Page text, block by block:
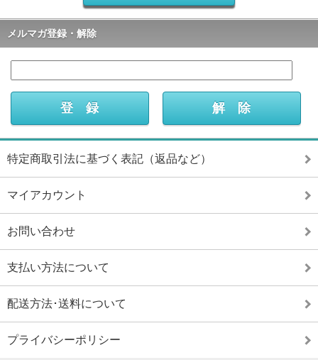
メルマガ登録・解除
特定商取引法に基づく表記（返品など）
マイアカウント
お問い合わせ
支払い方法について
配送方法･送料について
プライバシーポリシー